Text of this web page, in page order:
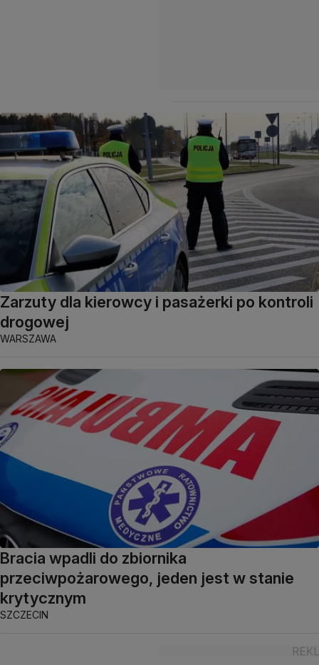
Zarzuty dla kierowcy i pasażerki po kontroli
drogowej
WARSZAWA
Bracia wpadli do zbiornika
przeciwpożarowego, jeden jest w stanie
krytycznym
SZCZECIN